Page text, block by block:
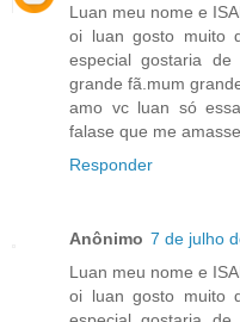
Luan meu nome e
oi luan gosto muito
especial gostaria
grande fã.mum
amo vc luan só
falase que me
Responder
Anônimo 7 de julho
Luan meu nome e
oi luan gosto muito